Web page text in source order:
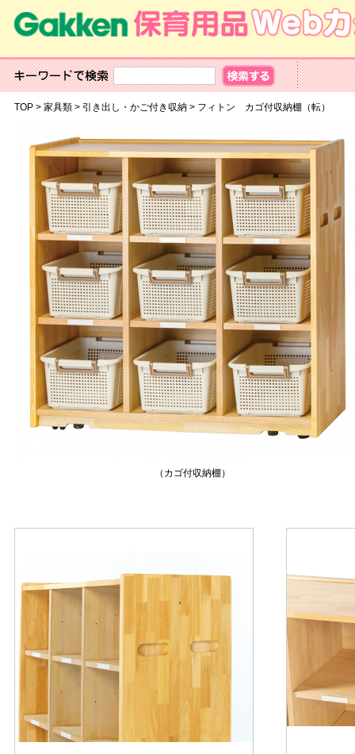
TOP> 家具類> 引き出し・かご付き収納> フィトン カゴ付収納
（カゴ付収納棚）